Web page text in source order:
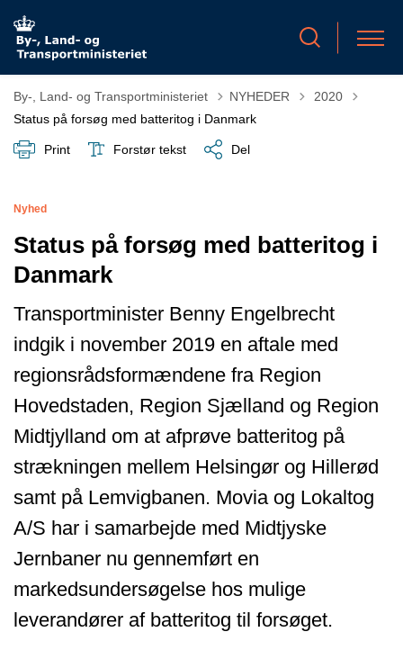
By-, Land- og Transportministeriet NYHEDER Tilbage til
2020
Status på forsøg med batteritog i Danmark
Print Forstør tekst Del
Nyhed
Status på forsøg med batteritog i
Danmark
Transportminister Benny Engelbrecht
indgik i november 2019 en aftale med
regionsrådsformændene fra Region
Hovedstaden, Region Sjælland og Region
Midtjylland om at afprøve batteritog på
strækningen mellem Helsingør og Hillerød
samt på Lemvigbanen. Movia og Lokaltog
A/S har i samarbejde med Midtjyske
Jernbaner nu gennemført en
markedsundersøgelse hos mulige
leverandører af batteritog til forsøget.